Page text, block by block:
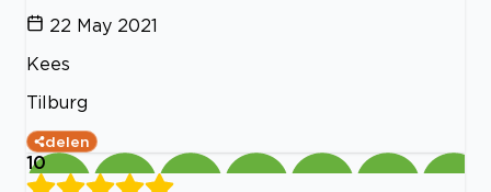
22 May 2021
Kees
Tilburg
delen
10